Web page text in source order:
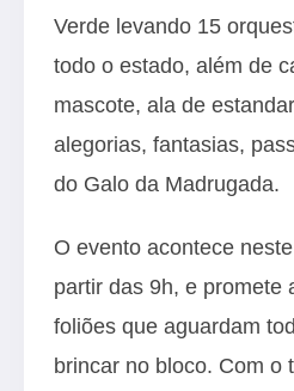
Verde levando 15
todo o estado, além de
mascote, ala de
alegorias, fantasias,
do Galo da Madrugada.
O evento acontece
partir das 9h, e promete
foliões que aguardam
brincar no bloco. Com o